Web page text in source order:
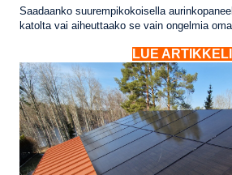
Saadaanko suurempikokoisella
katolta vai aiheuttaako se vain ongelmia
LUE ARTIKKELI